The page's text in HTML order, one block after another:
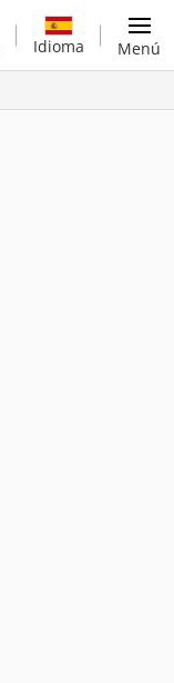
Idioma Menú